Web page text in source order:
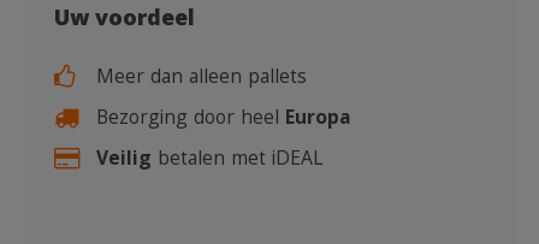
Uw voordeel
Meer dan alleen pallets
Bezorging door heel Europa
Veilig betalen met iDEAL